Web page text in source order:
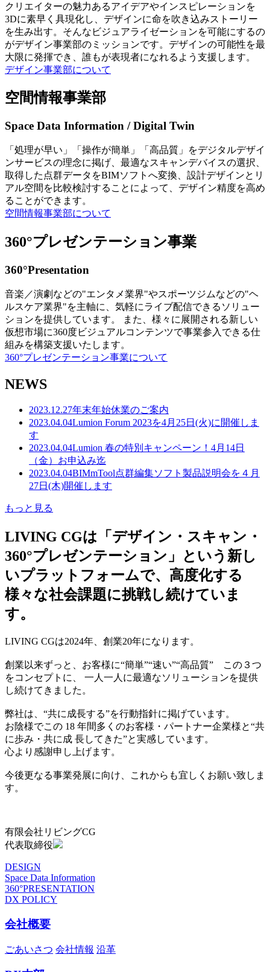
クリエイターの魅力あるアイデアやインスピレーションを
3Dに素早く具現化し、デザインに命を吹き込みストーリー
を生み出す。そんなビジュアライゼーションを可能にするの
がデザイン事業部のミッションです。デザインの可能性を最
大限に発揮でき、誰もが表現者になれるよう支援します。
デザイン事業部について
空間情報事業部
Space Data Information / Digital Twin
「処理が早い」「操作が簡単」「高品質」をデジタルデザイ
ンサービスの理念に掲げ、最適なスキャンデバイスの選択、
取得した点群データをBIMソフトへ変換、設計デザインとリ
アル空間を比較検討することによって、デザイン精度を高め
ることができます。
空間情報事業部について
360°プレゼンテーション事業
360°Presentation
音楽／演劇などの"エンタメ業界"やスポーツジムなどの"ヘ
ルスケア業界"を主軸に、気軽にライブ配信できるソリュー
ションを提供しています。 また、様々に展開される新しい
仮想市場に360度ビジュアルコンテンツで事業参入できる仕
組みを構築支援いたします。
360°プレゼンテーション事業について
NEWS
2023.12.27年末年始休業のご案内
2023.04.04Lumion Forum 2023を4月25日(火)に開催しま
す
2023.04.04Lumion 春の特別キャンペーン！4月14日
（金）お申込み迄
2023.04.04BIMmTool点群編集ソフト製品説明会を４月
27日(木)開催します
もっと見る
LIVING CGは「デザイン・スキャン・
360°プレゼンテーション」という新し
いプラットフォームで、高度化する
様々な社会課題に挑戦し続けていま
す。
LIVING CGは2024年、創業20年になります。
創業以来ずっと、お客様に“簡単”“速い”“高品質” この３つ
をコンセプトに、 一人一人に最適なソリューションを提供
し続けてきました。
弊社は、“共に成長する”を行動指針に掲げています。
お陰様でこの 18 年間多くのお客様・パートナー企業様と“共
に歩み・共に成 長してきた”と実感しています。
心より感謝申し上げます。
今後更なる事業発展に向け、これからも宜しくお願い致しま
す。
有限会社リビングCG
代表取締役
DESIGN
Space Data Information
360°PRESENTATION
DX POLICY
会社概要
ごあいさつ 会社情報 沿革